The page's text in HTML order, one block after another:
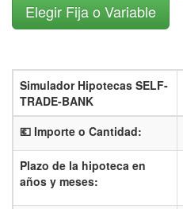
Elegir Fija o Variable
Simulador Hipotecas SELF-
TRADE-BANK
💶 Importe o Cantidad:
Plazo de la hipoteca en
años y meses: